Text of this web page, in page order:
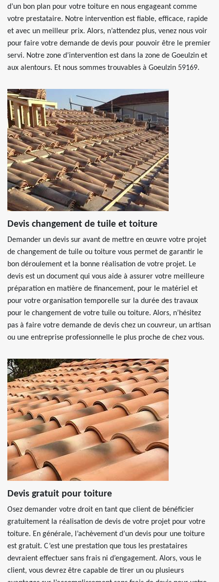
d’un bon plan pour votre toiture en nous engageant comme
votre prestataire. Notre intervention est fiable, efficace, rapide
et avec un meilleur prix. Alors, n’attendez plus, venez nous voir
pour faire votre demande de devis pour pouvoir être le premier
servi. Notre zone d’intervention est dans la zone de Goeulzin et
aux alentours. Et nous sommes trouvables à Goeulzin 59169.
Devis changement de tuile et toiture
Demander un devis sur avant de mettre en œuvre votre projet
de changement de tuile ou toiture vous permet de garantir le
bon déroulement et la bonne réalisation de votre projet. Le
devis est un document qui vous aide à assurer votre meilleure
préparation en matière de financement, pour le matériel et
pour votre organisation temporelle sur la durée des travaux
pour le changement de votre tuile ou toiture. Alors, n’hésitez
pas à faire votre demande de devis chez un couvreur, un artisan
ou une entreprise professionnelle le plus proche de chez vous.
Devis gratuit pour toiture
Osez demander votre droit en tant que client de bénéficier
gratuitement la réalisation de devis de votre projet pour votre
toiture. En générale, l’achèvement d’un devis pour une toiture
est gratuit. C’est une prestation que tous les prestataires
devraient effectuer sans frais ni d’engagement. Alors, vous le
client, vous devrez être capable de tirer un ou plusieurs